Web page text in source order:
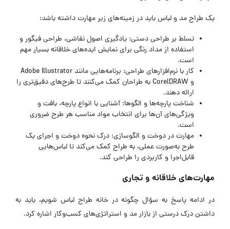
یک طراح مد و لباس باید در زمینه‌های زیر مهارت داشته باشد:
تسلط بر طراحی دستی: یادگیری اصول نقاشی، طراحی فیگور و
استفاده از مداد رنگی برای نمایش ایده‌های خلاقانه بسیار مهم
است.
کار با نرم‌افزارهای طراحی: برنامه‌هایی مانند Adobe Illustrator
و CorelDRAW به طراحان کمک می‌کنند تا طرح‌های دقیق‌تری را
ارائه دهند.
شناخت پارچه‌ها و الگوها: آشنایی با انواع پارچه، بافت و
ویژگی‌های آن‌ها برای انتخاب مواد مناسب هر طرح ضروری
است.
مهارت در دوخت و الگو‌سازی: درک نحوه دوخت و اجرای یک
طرح به‌صورت عملی، به طراح کمک می‌کند تا لباس‌هایی
قابل‌اجرا و کاربردی را طراحی کند.
مهارت‌های خلاقانه و تجاری
در ادامه پاسخ به سؤال چگونه در خانه طراح لباس شویم، باید به
داشتن درک درستی از بازار مد و استراتژی‌های کسب‌وکار اشاره کرد.